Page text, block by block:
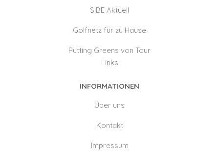
SIBE Aktuell
Golfnetz für zu Hause
Putting Greens von Tour
Links
INFORMATIONEN
Über uns
Kontakt
Impressum